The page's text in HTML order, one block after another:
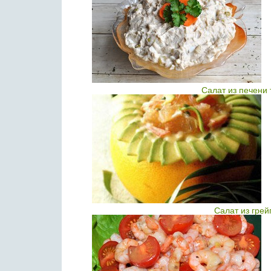
Салат из печени
Салат из